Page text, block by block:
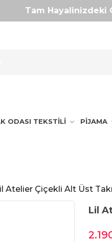
Tam Hayalinizdeki
Nanu Tasarım Farkı
ODASI TEKSTİLİ PİJAMA
Atelier Çiçekli Alt Üst
Lil